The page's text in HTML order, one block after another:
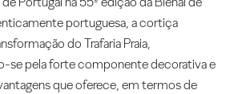
portuguesa, a cortiça
do Trafaria Praia,
se pela forte componente decorativa e
que oferece, em termos de